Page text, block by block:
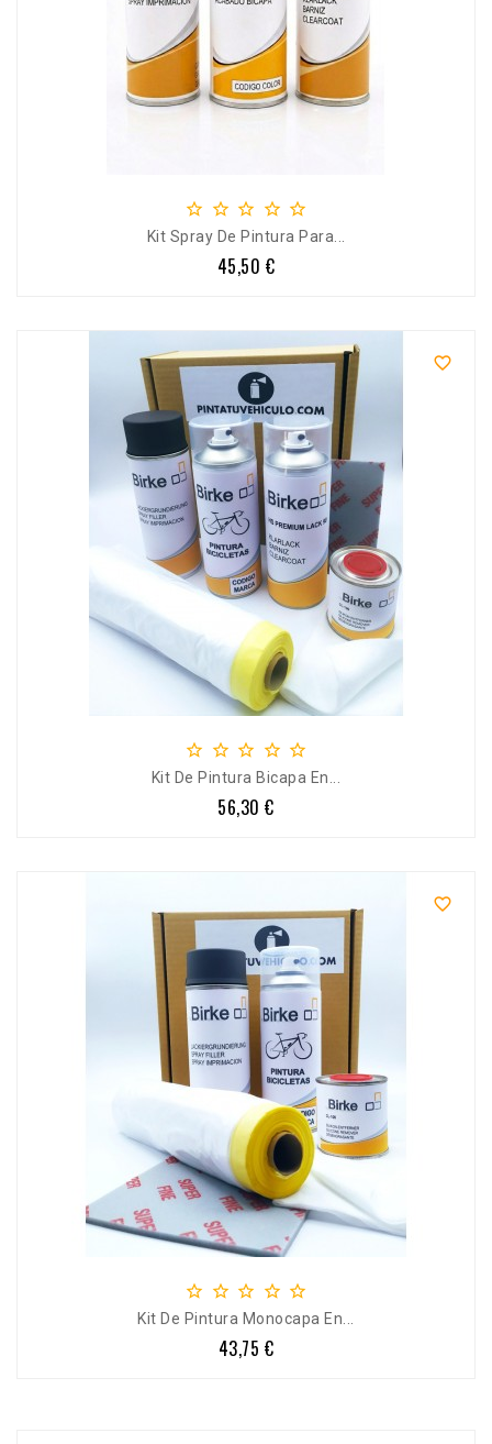
    
Kit Spray De Pintura Para...
Precio
45,50 €

    
Kit De Pintura Bicapa En...
Precio
56,30 €

    
Kit De Pintura Monocapa En...
Precio
43,75 €